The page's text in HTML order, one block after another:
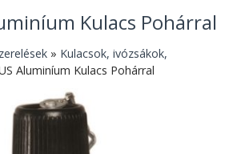
Kulacs Pohárral
» Kulacsok, ivózsákok,
Aluminíum Kulacs Pohárral